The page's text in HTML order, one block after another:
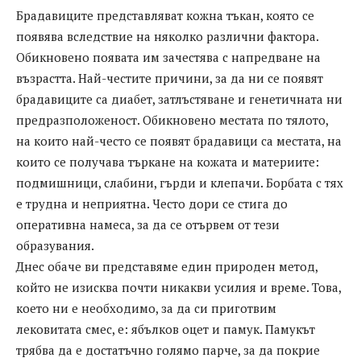
Брадавиците представляват кожна тъкан, която се
появява вследствие на няколко различни фактора.
Обикновено появата им зачестява с напредване на
възрастта. Най-честите причини, за да ни се появят
брадавиците са диабет, затлъстяване и генетичната ни
предразположеност. Обикновено местата по тялото,
на които най-често се появят брадавици са местата, на
които се получава търкане на кожата и материите:
подмишници, слабини, гърди и клепачи. Борбата с тях
е трудна и неприятна. Често дори се стига до
оперативна намеса, за да се отървем от тези
образувания.
Днес обаче ви представяме един природен метод,
който не изисква почти никакви усилия и време. Това,
което ни е необходимо, за да си приготвим
лековитата смес, е: ябълков оцет и памук. Памукът
трябва да е достатъчно голямо парче, за да покрие